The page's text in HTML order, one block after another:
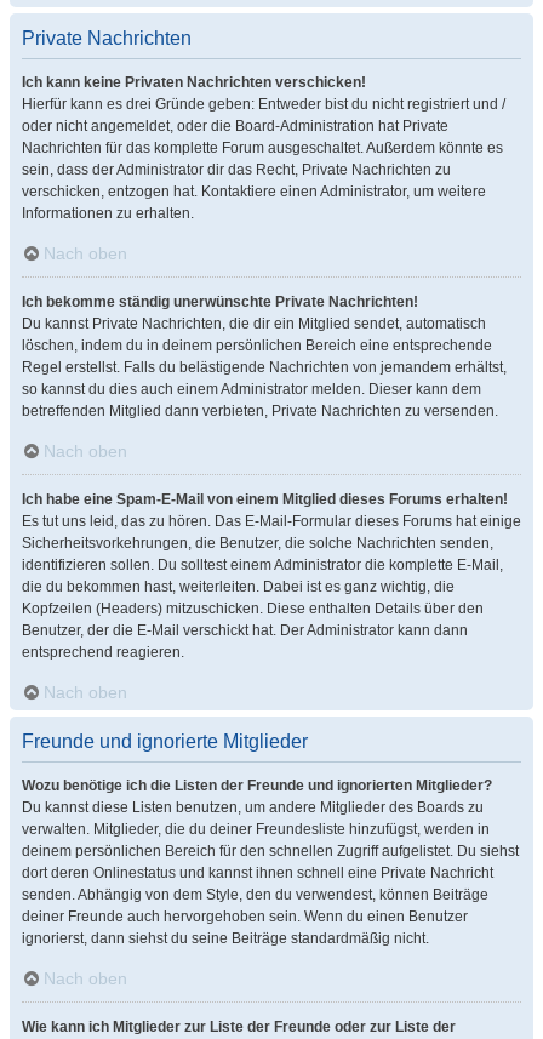
Private Nachrichten
Ich kann keine Privaten Nachrichten verschicken!
Hierfür kann es drei Gründe geben: Entweder bist du nicht registriert und /
oder nicht angemeldet, oder die Board-Administration hat Private
Nachrichten für das komplette Forum ausgeschaltet. Außerdem könnte es
sein, dass der Administrator dir das Recht, Private Nachrichten zu
verschicken, entzogen hat. Kontaktiere einen Administrator, um weitere
Informationen zu erhalten.
Nach oben
Ich bekomme ständig unerwünschte Private Nachrichten!
Du kannst Private Nachrichten, die dir ein Mitglied sendet, automatisch
löschen, indem du in deinem persönlichen Bereich eine entsprechende
Regel erstellst. Falls du belästigende Nachrichten von jemandem erhältst,
so kannst du dies auch einem Administrator melden. Dieser kann dem
betreffenden Mitglied dann verbieten, Private Nachrichten zu versenden.
Nach oben
Ich habe eine Spam-E-Mail von einem Mitglied dieses Forums erhalten!
Es tut uns leid, das zu hören. Das E-Mail-Formular dieses Forums hat einige
Sicherheitsvorkehrungen, die Benutzer, die solche Nachrichten senden,
identifizieren sollen. Du solltest einem Administrator die komplette E-Mail,
die du bekommen hast, weiterleiten. Dabei ist es ganz wichtig, die
Kopfzeilen (Headers) mitzuschicken. Diese enthalten Details über den
Benutzer, der die E-Mail verschickt hat. Der Administrator kann dann
entsprechend reagieren.
Nach oben
Freunde und ignorierte Mitglieder
Wozu benötige ich die Listen der Freunde und ignorierten Mitglieder?
Du kannst diese Listen benutzen, um andere Mitglieder des Boards zu
verwalten. Mitglieder, die du deiner Freundesliste hinzufügst, werden in
deinem persönlichen Bereich für den schnellen Zugriff aufgelistet. Du siehst
dort deren Onlinestatus und kannst ihnen schnell eine Private Nachricht
senden. Abhängig von dem Style, den du verwendest, können Beiträge
deiner Freunde auch hervorgehoben sein. Wenn du einen Benutzer
ignorierst, dann siehst du seine Beiträge standardmäßig nicht.
Nach oben
Wie kann ich Mitglieder zur Liste der Freunde oder zur Liste der